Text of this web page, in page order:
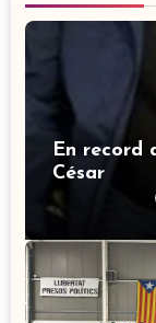
En record
César